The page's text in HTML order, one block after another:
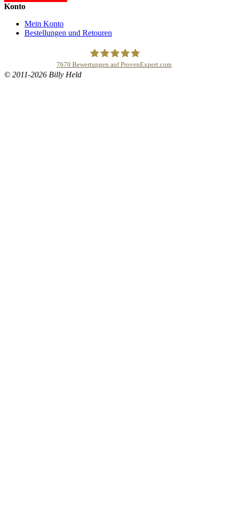
Konto
Mein Konto
Bestellungen und Retouren
7670 Bewertungen auf ProvenExpert.com
© 2011-2026 Billy Held